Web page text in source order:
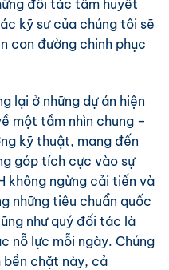
đối tác tâm huyết
kỹ sư của chúng tôi sẽ
con đường chinh phục
lại ở những dự án hiện
một tầm nhìn chung –
kỹ thuật, mang đến
góp tích cực vào sự
không ngừng cải tiến và
những tiêu chuẩn quốc
như quý đối tác là
nỗ lực mỗi ngày. Chúng
bền chặt này, cả